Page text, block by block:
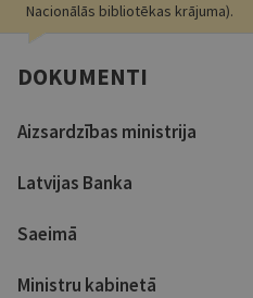
Nacionālās bibliotēkas krājuma).
DOKUMENTI
Aizsardzības ministrija
Latvijas Banka
Saeimā
Ministru kabinetā